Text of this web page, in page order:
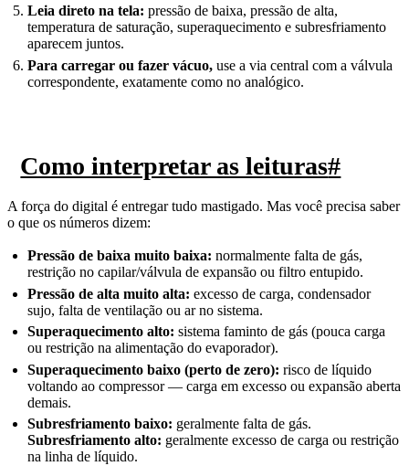
Leia direto na tela: pressão de baixa, pressão de alta,
temperatura de saturação, superaquecimento e subresfriamento
aparecem juntos.
Para carregar ou fazer vácuo, use a via central com a válvula
correspondente, exatamente como no analógico.
Como interpretar as leituras#
A força do digital é entregar tudo mastigado. Mas você precisa saber
o que os números dizem:
Pressão de baixa muito baixa: normalmente falta de gás,
restrição no capilar/válvula de expansão ou filtro entupido.
Pressão de alta muito alta: excesso de carga, condensador
sujo, falta de ventilação ou ar no sistema.
Superaquecimento alto: sistema faminto de gás (pouca carga
ou restrição na alimentação do evaporador).
Superaquecimento baixo (perto de zero): risco de líquido
voltando ao compressor — carga em excesso ou expansão aberta
demais.
Subresfriamento baixo: geralmente falta de gás.
Subresfriamento alto: geralmente excesso de carga ou restrição
na linha de líquido.